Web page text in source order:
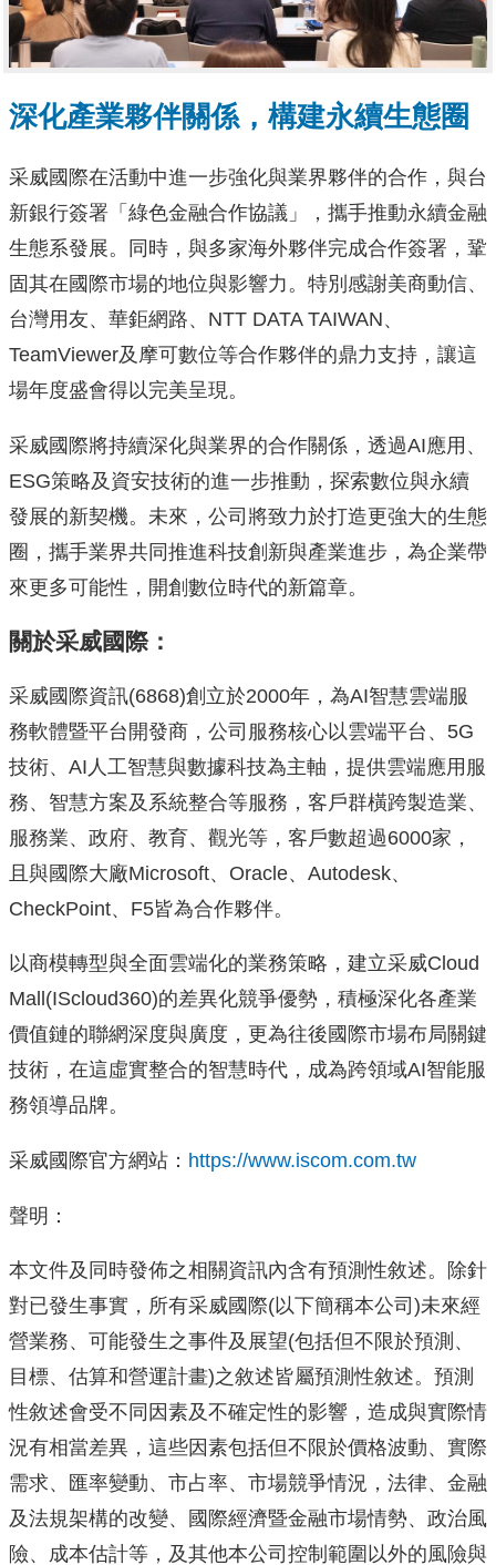
深化產業夥伴關係，構建永續生態圈
采威國際在活動中進一步強化與業界夥伴的合作，與台
新銀行簽署「綠色金融合作協議」，攜手推動永續金融
生態系發展。同時，與多家海外夥伴完成合作簽署，鞏
固其在國際市場的地位與影響力。特別感謝美商動信、
台灣用友、華鉅網路、NTT DATA TAIWAN、
TeamViewer及摩可數位等合作夥伴的鼎力支持，讓這
場年度盛會得以完美呈現。
采威國際將持續深化與業界的合作關係，透過AI應用、
ESG策略及資安技術的進一步推動，探索數位與永續
發展的新契機。未來，公司將致力於打造更強大的生態
圈，攜手業界共同推進科技創新與產業進步，為企業帶
來更多可能性，開創數位時代的新篇章。
關於采威國際：
采威國際資訊(6868)創立於2000年，為AI智慧雲端服
務軟體暨平台開發商，公司服務核心以雲端平台、5G
技術、AI人工智慧與數據科技為主軸，提供雲端應用服
務、智慧方案及系統整合等服務，客戶群橫跨製造業、
服務業、政府、教育、觀光等，客戶數超過6000家，
且與國際大廠Microsoft、Oracle、Autodesk、
CheckPoint、F5皆為合作夥伴。
以商模轉型與全面雲端化的業務策略，建立采威Cloud
Mall(IScloud360)的差異化競爭優勢，積極深化各產業
價值鏈的聯網深度與廣度，更為往後國際市場布局關鍵
技術，在這虛實整合的智慧時代，成為跨領域AI智能服
務領導品牌。
采威國際官方網站： https://www.iscom.com.tw
聲明：
本文件及同時發佈之相關資訊內含有預測性敘述。除針
對已發生事實，所有采威國際(以下簡稱本公司)未來經
營業務、可能發生之事件及展望(包括但不限於預測、
目標、估算和營運計畫)之敘述皆屬預測性敘述。預測
性敘述會受不同因素及不確定性的影響，造成與實際情
況有相當差異，這些因素包括但不限於價格波動、實際
需求、匯率變動、市占率、市場競爭情況，法律、金融
及法規架構的改變、國際經濟暨金融市場情勢、政治風
險、成本估計等，及其他本公司控制範圍以外的風險與